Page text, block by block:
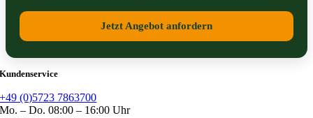
Jetzt Angebot anfordern
Kundenservice
+49 (0)5723 7863700
Mo. – Do. 08:00 – 16:00 Uhr